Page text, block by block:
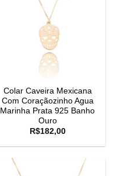
Colar Caveira Mexicana
Com Coraçãozinho Agua
Marinha Prata 925 Banho
Ouro
R$182,00